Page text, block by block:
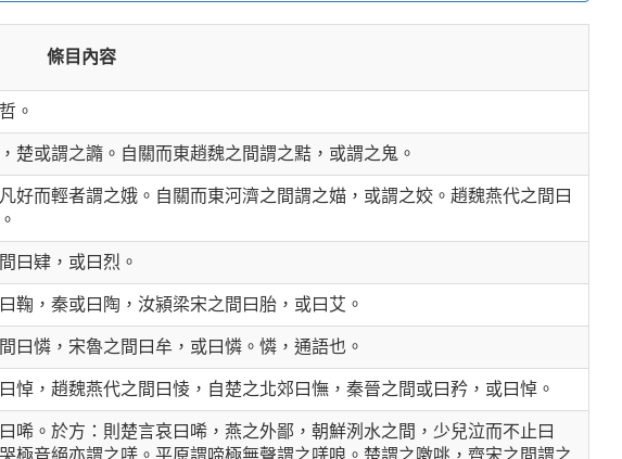
條目內容
。
楚或謂之䜏。自關而東趙魏之間謂之黠，或謂之鬼。
好而輕者謂之娥。自關而東河濟之間謂之媌，或謂之姣。趙魏燕代之間曰
曰肄，或曰烈。
鞠，秦或曰陶，汝潁梁宋之間曰胎，或曰艾。
曰憐，宋魯之間曰牟，或曰憐。憐，通語也。
悼，趙魏燕代之間曰㥄，自楚之北郊曰憮，秦晉之間或曰矜，或曰悼。
唏。於方：則楚言哀曰唏，燕之外鄙，朝鮮洌水之間，少兒泣而不止曰
極音絕亦謂之唴。平原謂啼極無聲謂之唴哴。楚謂之噭咷，齊宋之間謂之